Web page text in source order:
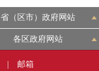
省（区市）政府网站
各区政府网站
邮箱